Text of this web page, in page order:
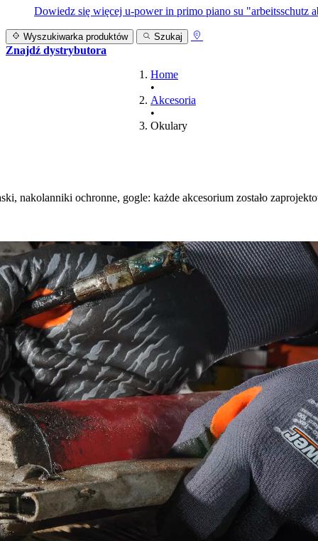
Dowiedz się więcej u‑power in primo piano su "arbeitsschutz
Wyszukiwarka produktów Szukaj
Znajdź dystrybutora
Home
•
Akcesoria
•
Okulary
nakolanniki ochronne, gogle: każde akcesorium zostało